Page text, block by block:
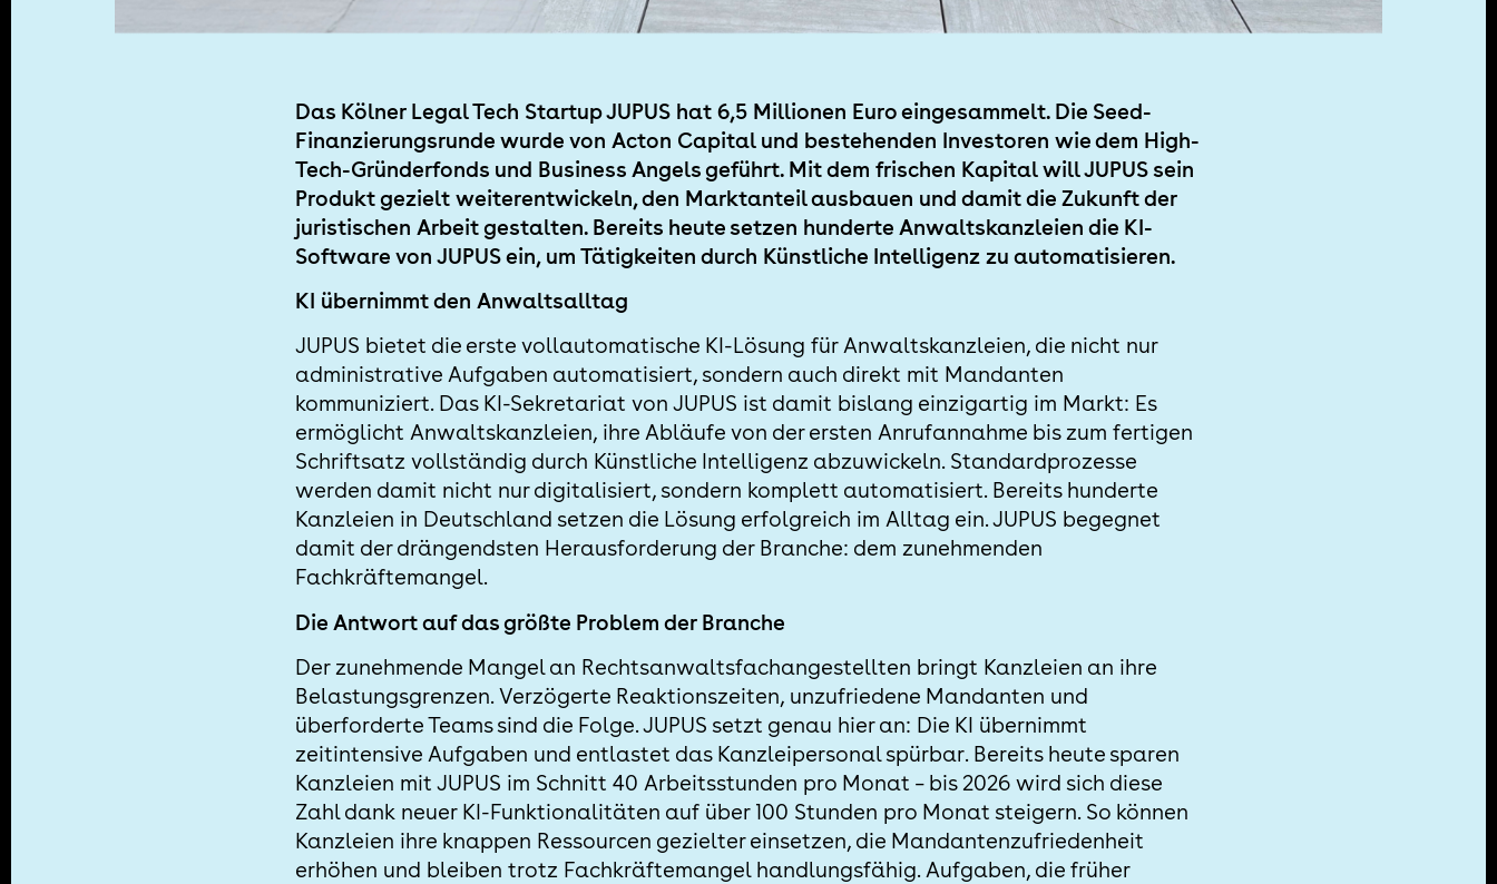
Das Kölner Legal Tech Startup JUPUS hat 6,5 Millionen Euro eingesammelt. Die Seed-
Finanzierungsrunde wurde von Acton Capital und bestehenden Investoren wie dem High-
Tech-Gründerfonds und Business Angels geführt. Mit dem frischen Kapital will JUPUS sein
Produkt gezielt weiterentwickeln, den Marktanteil ausbauen und damit die Zukunft der
juristischen Arbeit gestalten. Bereits heute setzen hunderte Anwaltskanzleien die KI-
Software von JUPUS ein, um Tätigkeiten durch Künstliche Intelligenz zu automatisieren.
KI übernimmt den Anwaltsalltag
JUPUS bietet die erste vollautomatische KI-Lösung für Anwaltskanzleien, die nicht nur
administrative Aufgaben automatisiert, sondern auch direkt mit Mandanten
kommuniziert. Das KI-Sekretariat von JUPUS ist damit bislang einzigartig im Markt: Es
ermöglicht Anwaltskanzleien, ihre Abläufe von der ersten Anrufannahme bis zum fertigen
Schriftsatz vollständig durch Künstliche Intelligenz abzuwickeln. Standardprozesse
werden damit nicht nur digitalisiert, sondern komplett automatisiert. Bereits hunderte
Kanzleien in Deutschland setzen die Lösung erfolgreich im Alltag ein. JUPUS begegnet
damit der drängendsten Herausforderung der Branche: dem zunehmenden
Fachkräftemangel.
Die Antwort auf das größte Problem der Branche
Der zunehmende Mangel an Rechtsanwaltsfachangestellten bringt Kanzleien an ihre
Belastungsgrenzen. Verzögerte Reaktionszeiten, unzufriedene Mandanten und
überforderte Teams sind die Folge. JUPUS setzt genau hier an: Die KI übernimmt
zeitintensive Aufgaben und entlastet das Kanzleipersonal spürbar. Bereits heute sparen
Kanzleien mit JUPUS im Schnitt 40 Arbeitsstunden pro Monat – bis 2026 wird sich diese
Zahl dank neuer KI-Funktionalitäten auf über 100 Stunden pro Monat steigern. So können
Kanzleien ihre knappen Ressourcen gezielter einsetzen, die Mandantenzufriedenheit
erhöhen und bleiben trotz Fachkräftemangel handlungsfähig. Aufgaben, die früher